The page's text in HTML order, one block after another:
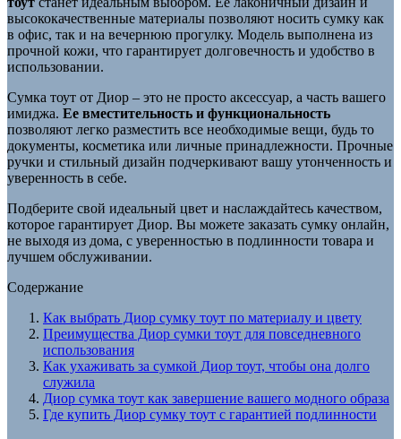
высококачественные материалы позволяют носить сумку как
в офис, так и на вечернюю прогулку. Модель выполнена из
прочной кожи, что гарантирует долговечность и удобство в
использовании.
Сумка тоут от Диор – это не просто аксессуар, а часть вашего
имиджа. Ее вместительность и функциональность
позволяют легко разместить все необходимые вещи, будь то
документы, косметика или личные принадлежности. Прочные
ручки и стильный дизайн подчеркивают вашу утонченность и
уверенность в себе.
Подберите свой идеальный цвет и наслаждайтесь качеством,
которое гарантирует Диор. Вы можете заказать сумку онлайн,
не выходя из дома, с уверенностью в подлинности товара и
лучшем обслуживании.
Содержание
Как выбрать Диор сумку тоут по материалу и цвету
Преимущества Диор сумки тоут для повседневного
использования
Как ухаживать за сумкой Диор тоут, чтобы она долго
служила
Диор сумка тоут как завершение вашего модного образа
Где купить Диор сумку тоут с гарантией подлинности